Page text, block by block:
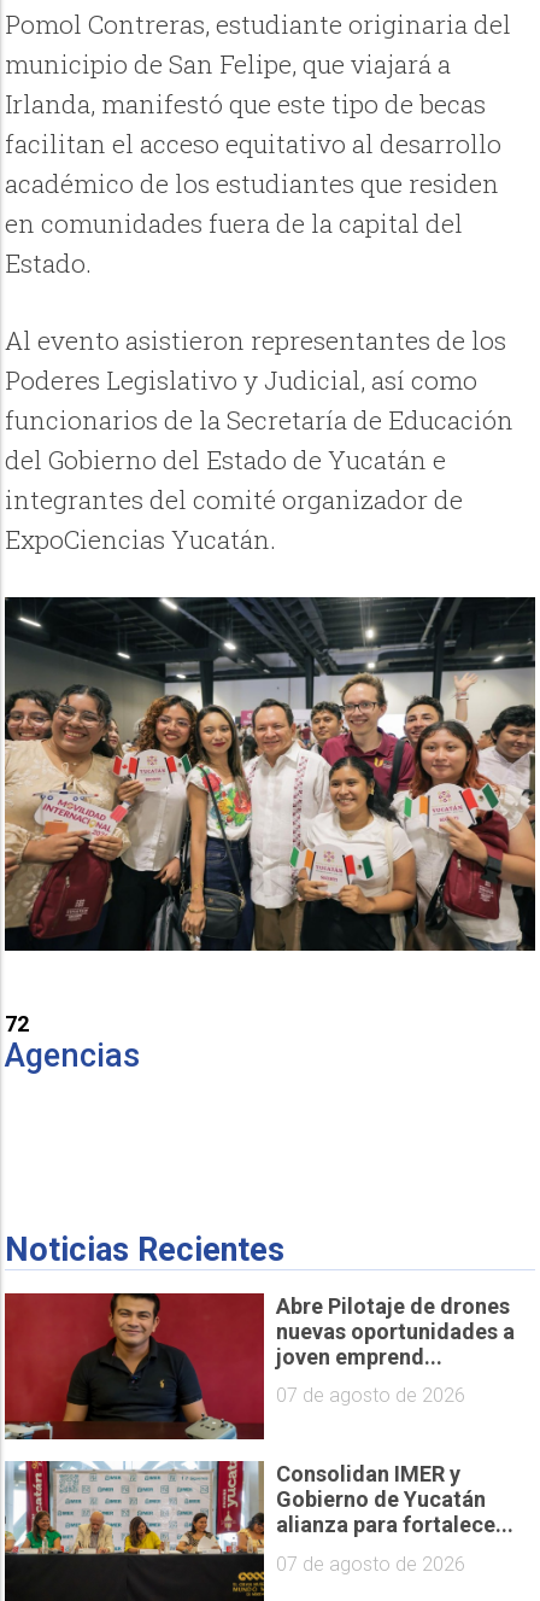
Pomol Contreras, estudiante originaria del
municipio de San Felipe, que viajará a
Irlanda, manifestó que este tipo de becas
facilitan el acceso equitativo al desarrollo
académico de los estudiantes que residen
en comunidades fuera de la capital del
Estado.
Al evento asistieron representantes de los
Poderes Legislativo y Judicial, así como
funcionarios de la Secretaría de Educación
del Gobierno del Estado de Yucatán e
integrantes del comité organizador de
ExpoCiencias Yucatán.
72
Agencias
Noticias Recientes
Abre Pilotaje de drones
nuevas oportunidades a
joven emprend...
07 de agosto de 2026
Consolidan IMER y
Gobierno de Yucatán
alianza para fortalece...
07 de agosto de 2026